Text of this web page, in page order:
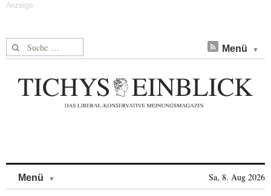
Suche nach: Menü
Menü Sa, 8. Aug 2026